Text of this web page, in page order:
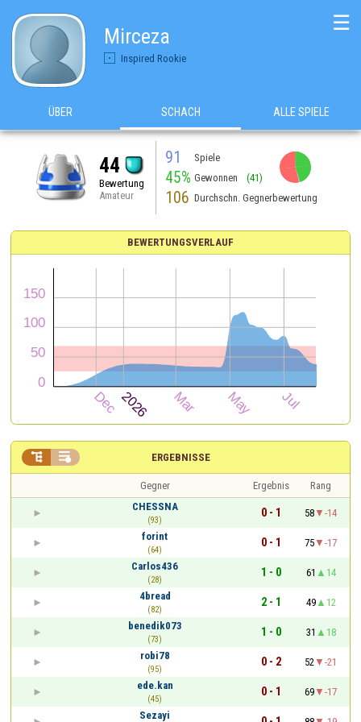
Mirceza
Inspired Rookie
☰
ÜBER SCHACH ALLE SPIELE
44
Bewertung
Amateur
91 Spiele
45% Gewonnen (41)
106 Durchschn. Gegnerbewertung
BEWERTUNGSVERLAUF
ERGEBNISSE
 
Gegner Ergebnis
Rang
CHESSNA
(93)
0 - 1 58
-14
forint
(64)
0 - 1 75
-17
Carlos436
(28)
1 - 0 61
14
4bread
(82)
2 - 1 49
12
benedik073
(73)
1 - 0 31
18
robi78
(95)
0 - 2 52
-21
ede.kan
(45)
0 - 1 69
-17
Sezayi